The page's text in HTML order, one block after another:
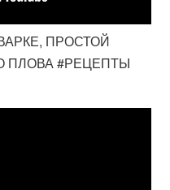
ПРОСТОЙ
ПЛОВА #РЕЦЕПТЫ